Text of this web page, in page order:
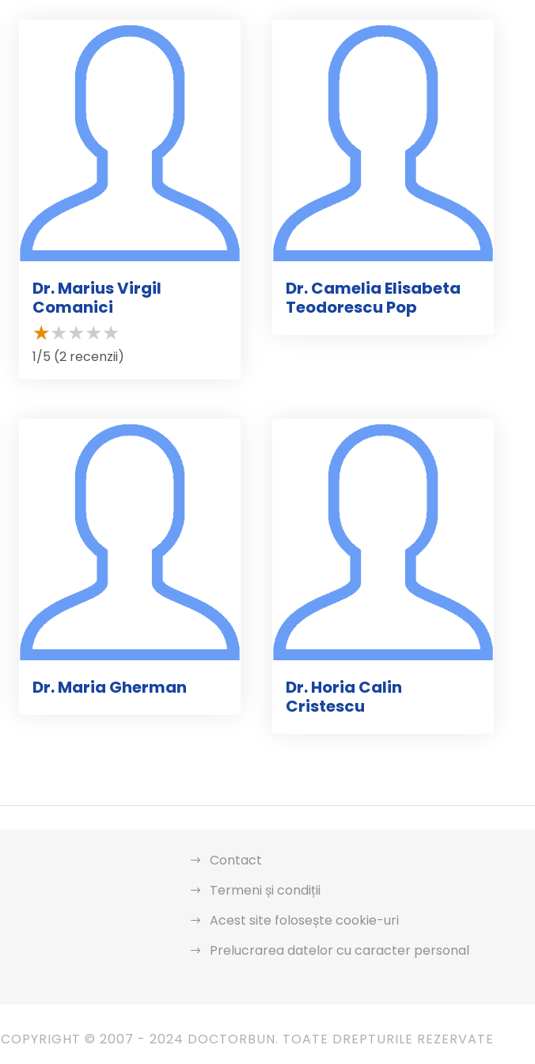
Dr. Marius Virgil
Comanici
1/5 (2 recenzii)
Dr. Camelia Elisabeta
Teodorescu Pop
Dr. Maria Gherman
Dr. Horia Calin
Cristescu
Contact
Termeni și condiții
Acest site folosește cookie-uri
Prelucrarea datelor cu caracter personal
COPYRIGHT © 2007 - 2024 DOCTORBUN. TOATE DREPTURILE REZERVATE